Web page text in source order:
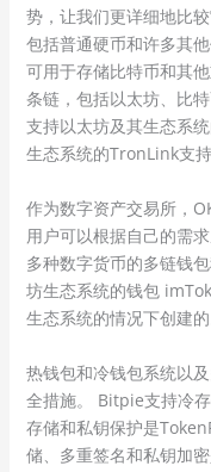
势，让我们更详细地比
包括普通硬币和许多其
可用于存储比特币和其
条链，包括以太坊、比
支持以太坊及其生态系
生态系统的TronLink支持
作为数字资产交易所，
用户可以根据自己的需
多种数字货币的多链钱
坊生态系统的钱包
生态系统的情况下创建的
热钱包和冷钱包系统以
全措施。 Bitpie支持冷
存储和私钥保护是
储、多重签名和私钥加